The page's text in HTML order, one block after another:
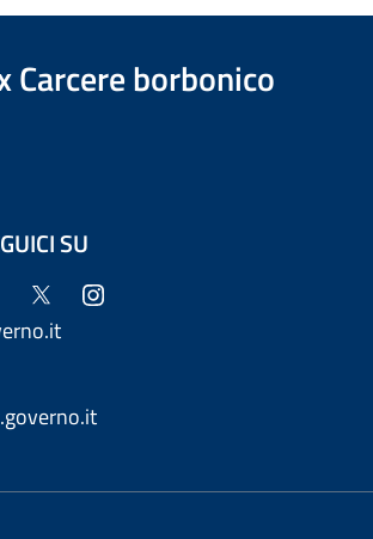
Carcere borbonico
SU